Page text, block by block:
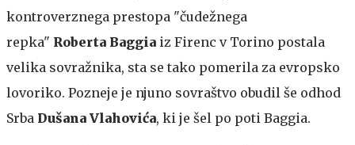
kontroverznega prestopa "čudežnega
repka" Roberta Baggia iz Firenc v Torino postala
velika sovražnika, sta se tako pomerila za evropsko
lovoriko. Pozneje je njuno sovraštvo obudil še odhod
Srba Dušana Vlahovića, ki je šel po poti Baggia.